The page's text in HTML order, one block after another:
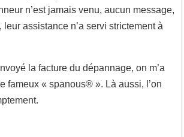
n’est jamais venu, aucun message,
assistance n’a servi strictement à
la facture du dépannage, on m’a
fameux « spanous® ». Là aussi, l’on